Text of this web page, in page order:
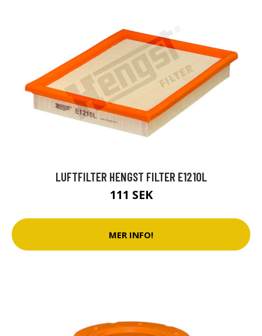
LUFTFILTER HENGST FILTER E1210L
111 SEK
MER INFO!